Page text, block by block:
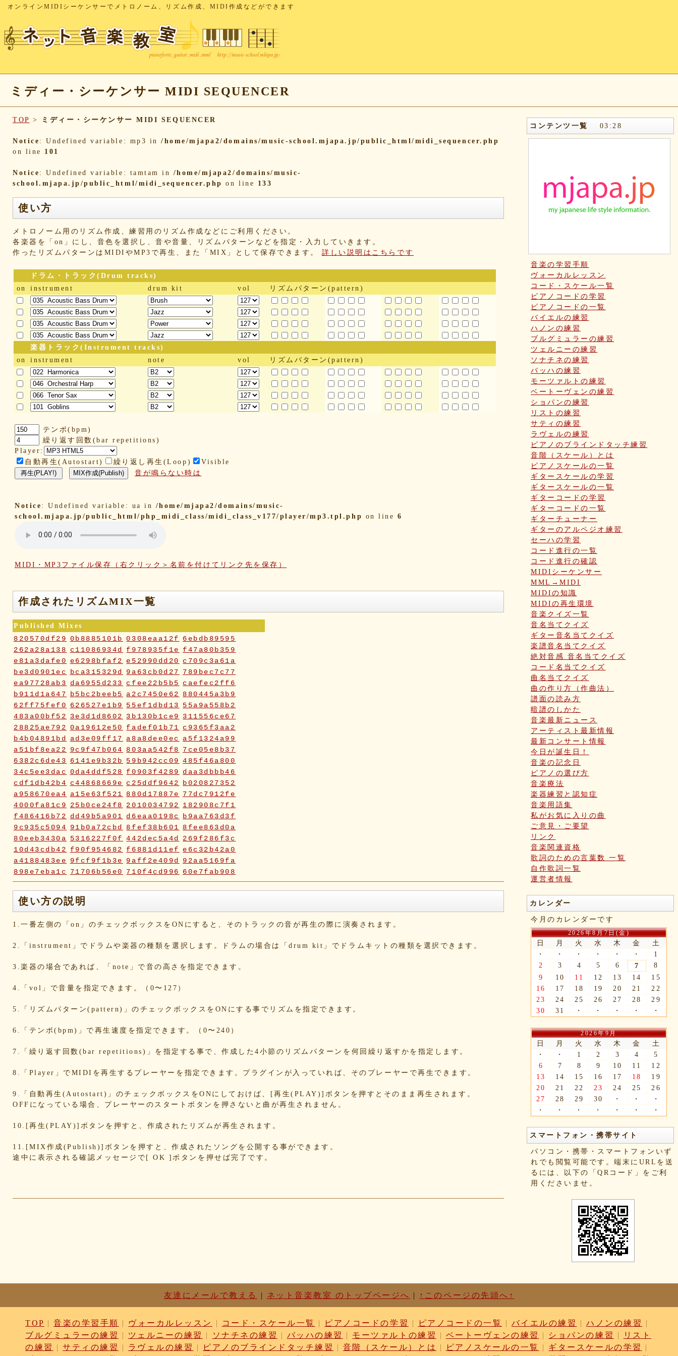
オンラインMIDIシーケンサーでメトロノーム、リズム作成、MIDI作成などができます
ミディー・シーケンサー MIDI SEQUENCER
TOP > ミディー・シーケンサー MIDI SEQUENCER
Notice : Undefined variable: mp3 in/home/mjapa2/domains/music-school.mjapa.jp/public_html/midi_sequencer.php
on line 101
Notice : Undefined variable: tamtam in /home/mjapa2/domains/music-
school.mjapa.jp/public_html/midi_sequencer.php on line 133
使い方
メトロノーム用のリズム作成、練習用のリズム作成などにご利用ください。
各楽器を「on」にし、音色を選択し、音や音量、リズムパターンなどを指定・入力していきます。
作ったリズムパターンはMIDIやMP3で再生、また「MIX」として保存できます。詳しい説明はこちらです
ドラム・トラック(Drum tracks)
on
instrument drum kit vol リズムパターン(pattern)
楽器トラック(Instrument tracks)
on
instrument note vol リズムパターン(pattern)
テンポ(bpm)
繰り返す回数(bar repetitions)
Player:
自動再生(Autostart)
繰り返し再生(Loop)
Visible
音が鳴らない時は
Notice : Undefined variable: ua in /home/mjapa2/domains/music-
school.mjapa.jp/public_html/php_midi_class/midi_class_v177/player/mp3.tpl.php on line 6
MIDI・MP3ファイル保存（右クリック＞名前を付けてリンク先を保存）
作成されたリズムMIX一覧
Published Mixes
820570df29 0b8885101b 0308eaa12f
6ebdb89595
262a28a138
c11086934d f978935f1e
f47a80b359
e81a3dafe0
e6298bfaf2 e52990dd20
c709c3a61a
be3d0901ec
bca315329d 9a63cb0d27
789bec7c77
ea97728ab3
da6955d233 cfee22b5b5
caefec2ff6
b911d1a647
b5bc2beeb5 a2c7450e62
880445a3b9
62ff75fef0
626527e1b9 55ef1dbd13
55a9a558b2
483a00bf52
3e3d1d8602 3b130b1ce9
311556ce67
28825ae792 0a19612e50 fadef01b71
c9365f3aa2
b4b04891bd
ad3e09ff17 a8a8dee0ec
a5f1324a99
a51bf8ea22
9c9f47b064 803aa542f8
7ce05e8b37
6382c6de43
6141e9b32b 59b942cc09 485f46a800
34c5ee3dac 0da4ddf528 f0903f4289
daa3dbbb46
cdf1db42b4
c44868669e c25ddf9642
b020827352
a958670ea4
a15e63f521 880d17887e
77dc7912fe
4000fa81c9
25b0ce24f8 2010034792
182908c7f1
f486416b72
dd49b5a901 d6eaa0198c
b9aa763d3f
9c935c5094
91b0a72cbd 8fef38b601
8fee863d0a
80eeb3430a
5316227f0f 442dec5a4d
269f286f3c
10d43cdb42
f90f954682 f6881d11ef
e6c32b42a0
a4188483ee
9fcf9f1b3e 9aff2e409d
92aa5169fa
898e7eba1c
71706b56e0 710f4cd996
60e7fab908
2fc2817e70 2fbd748ca9 2bc2c23116 18ae976a5f
0a5c7d06ca
072e6fe598
d6a569fc0b cd3dccbd2e
9519718cc1 8dbfbb62db 80769b257d
66befeb510
eb3fa731cd ca1398119b c8cb07711a ba23f8e41e
0ec360312d faa9413074 edf12ab6c3
dee16d27c4
b5b6539562
9fcce57df6 8b24beae51
856c39952d
8288cef79d 4c796286c6
1568abddff
0de2e30836 02998e587d
d5377cd92c
9ef6ebcac2 99ce8a767d 924d9cb69e 924420a7a3
5e80ad5293 5095988ef6 4b7930b4d0 2038b53613
d836b49a9d d76a3e8c23 b9fed15d2b
b38ab1d1b8
a01087c2be 83d205db59 8058ee16b9 6709558878
49f63675b9 15ebcaa807 f447739453
f1c0d3dc34
b0ebace0d4 aa7f949dad a558c898d9 6c1bd04085
e186dc0158 d654560420 c7b6a2d824 c2d4263ad3
b6a3ebae49
a1d5a5a815 8e583fa566 7ad1494187
f839ea6eb8 f59ab6f876 d4f92dc6f9 c81b0593c1
b77b06e8c8 b6c669ff01
b0b41f52fa 96116e3c1b 87fe98e89a 8247dd5d17
7c7c130e4a 7518e463a7 56dc16e387 51b2dae66f
3e795bcaec 010563934b f49c4744b8 e5442af73b
使い方の説明
1.一番左側の「on」のチェックボックスをONにすると、そのトラックの音が再生の際に演奏されます。
2.「instrument」でドラムや楽器の種類を選択します。ドラムの場合は「drum kit」でドラムキットの種類を選択できます。
3.楽器の場合であれば、「note」で音の高さを指定できます。
4.「vol」で音量を指定できます。（0〜127）
5.「リズムパターン(pattern)」のチェックボックスをONにする事でリズムを指定できます。
6.「テンポ(bpm)」で再生速度を指定できます。（0〜240）
7.「繰り返す回数(bar repetitions)」を指定する事で、作成した4小節のリズムパターンを何回繰り返すかを指定します。
8.「Player」でMIDIを再生するプレーヤーを指定できます。プラグインが入っていれば、そのプレーヤーで再生できます。
9.「自動再生(Autostart)」のチェックボックスをONにしておけば、[再生(PLAY)]ボタンを押すとそのまま再生されます。
OFFになっている場合、プレーヤーのスタートボタンを押さないと曲が再生されません。
10.[再生(PLAY)]ボタンを押すと、作成されたリズムが再生されます。
11.[MIX作成(Publish)]ボタンを押すと、作成されたソングを公開する事ができます。
途中に表示される確認メッセージで[ OK ]ボタンを押せば完了です。
コンテンツ一覧 03 :28
音楽の学習手順
ヴォーカルレッスン
コード・スケール一覧
ピアノコードの学習
ピアノコードの一覧
バイエルの練習
ハノンの練習
ブルグミュラーの練習
ツェルニーの練習
ソナチネの練習
バッハの練習
モーツァルトの練習
ベートーヴェンの練習
ショパンの練習
リストの練習
サティの練習
ラヴェルの練習
ピアノのブラインドタッチ練習
音階（スケール）とは
ピアノスケールの一覧
ギタースケールの学習
ギタースケールの一覧
ギターコードの学習
ギターコードの一覧
ギターチューナー
ギターのアルペジオ練習
セーハの学習
コード進行の一覧
コード進行の確認
MIDIシーケンサー
MML→MIDI
MIDIの知識
MIDIの再生環境
音楽クイズ一覧
音名当てクイズ
ギター音名当てクイズ
楽譜音名当てクイズ
絶対音感 音名当てクイズ
コード名当てクイズ
曲名当てクイズ
曲の作り方（作曲法）
譜面の読み方
暗譜のしかた
音楽最新ニュース
アーティスト最新情報
最新コンサート情報
今日が誕生日！
音楽の記念日
ピアノの選び方
音楽療法
楽器練習と認知症
音楽用語集
私がお気に入りの曲
ご意見・ご要望
リンク
音楽関連資格
歌詞のための言葉数 一覧
自作歌詞一覧
運営者情報
カレンダー
今月のカレンダーです
2026年8月7日(金)
日 月 火 水 木 金
土
・
・ ・ ・ ・ ・
1
2
3 4 5 6 7
8
9
10 11 12 13 14
15
16
17 18 19 20 21
22
23
24 25 26 27 28
29
30
31 ・ ・ ・ ・ ・
2026年9月
日 月 火 水 木 金
土
・
・ 1 2 3 4
5
6
7 8 9 10 11
12
13
14 15 16 17 18
19
20
21 22 23 24 25
26
27
28 29 30 ・ ・
・
・
・ ・ ・ ・ ・ ・
スマートフォン・携帯サイト
パソコン・携帯・スマートフォンいず
れでも閲覧可能です。端末にURLを送
るには、以下の「QRコード」をご利
用くださいませ。
友達にメールで教える | ネット音楽教室 のトップページへ | ↑このページの先頭へ↑
TOP |音楽の学習手順 | ヴォーカルレッスン | コード・スケール一覧 | ピアノコードの学習 | ピアノコードの一覧 | バイエルの練習 |ハノンの練習
|
ブルグミュラーの練習
| ツェルニーの練習 | ソナチネの練習 | バッハの練習 | モーツァルトの練習 | ベートーヴェンの練習 | ショパンの練習 |
リスト
の練習
|サティの練習 | ラヴェルの練習 | ピアノのブラインドタッチ練習 | 音階（スケール）とは | ピアノスケールの一覧 | ギタースケールの学習
|